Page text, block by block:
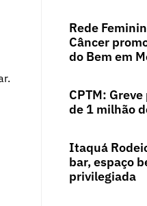
Rede
Câncer
do Bem em
CPTM:
de 1 milhão
Itaquá
bar, espaço
privilegiada